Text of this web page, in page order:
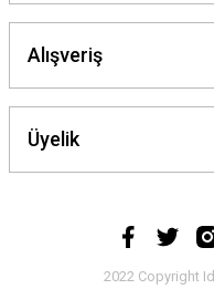
Alışveriş
Üyelik
2022 Copyright